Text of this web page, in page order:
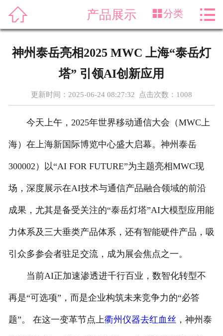
 首页
新闻资讯
案例展示
售后服务
科普知识
荣誉资质
 产品展示 分类 
神州泰岳亮相2025 MWC 上海“泰岳灯
塔” 引领AI创新应用
更新时间：2025-06-24 08:27:32 点击次数： 1008
今天上午，2025年世界移动通信大会（MWC上
海）在上海新国际博览中心盛大启幕。神州泰岳
300002）以“AI FOR FUTURE”为主题亮相MWC现
场，深度展示在AI技术与通信产品融合领域的前沿
成果，尤其是备受关注的“泰岳灯塔”AI大模型应用能
力体系及三大垂类产品体系，还有智能硬件产品，吸
引众多参会者驻足交流，成为展会焦点之一。
当前AI正加速渗透进千行百业，数智化转型不
再是“可选项”，而是企业构筑未来竞争力的“必答
题”。 在这一变革节点上衢州仪器去红血丝 ，神州泰